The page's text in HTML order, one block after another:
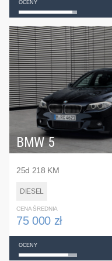
OCENY
BMW 5
25d 218 KM
DIESEL
CENA ŚREDNIA
75 000 zł
OCENY